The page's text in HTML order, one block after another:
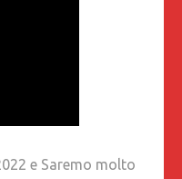
e Saremo molto